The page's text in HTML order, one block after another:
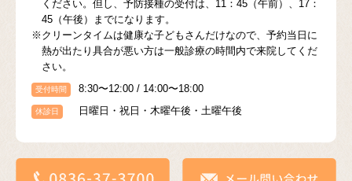
ください。但し、予防接種の受付は、11：45（午前）、17：
45（午後）までになります。
※クリーンタイムは健康な子どもさんだけなので、予約当日に
熱が出たり具合が悪い方は一般診療の時間内で来院してくだ
さい。
受付時間 8:30〜12:00 / 14:00〜18:00
休診日 日曜日・祝日・木曜午後・土曜午後